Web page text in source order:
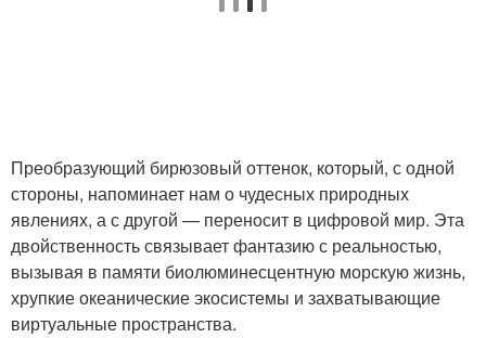
Преобразующий бирюзовый оттенок, который, с одной
стороны, напоминает нам о чудесных природных
явлениях, а с другой — переносит в цифровой мир. Эта
двойственность связывает фантазию с реальностью,
вызывая в памяти биолюминесцентную морскую жизнь,
хрупкие океанические экосистемы и захватывающие
виртуальные пространства.